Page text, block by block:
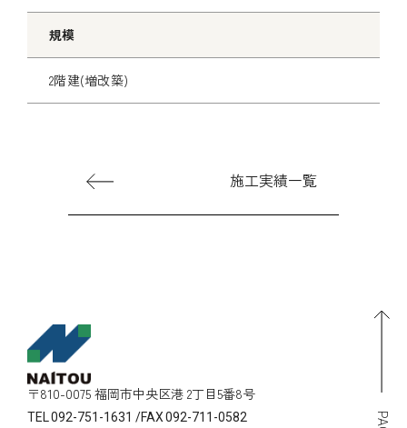
規模
2階建(増改築)
施工実績一覧
〒810-0075 福岡市中央区港 2丁目5番8号
TEL092-751-1631 /FAX092-711-0582